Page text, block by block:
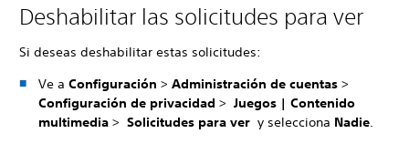
Deshabilitar las solicitudes para ver
Si deseas deshabilitar estas solicitudes:
Ve a Configuración > Administración de cuentas >
Configuración de privacidad > Juegos | Contenido
multimedia > Solicitudes para ver y selecciona Nadie.